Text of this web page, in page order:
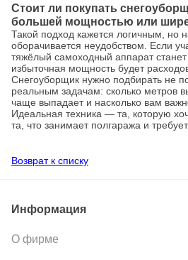
Стоит ли покупать
большей мощностью или
Такой подход кажется логичным, но
оборачивается неудобством. Если
тяжёлый самоходный аппарат
избыточная мощность будет
Снегоуборщик нужно подбирать не
реальным задачам: сколько метров
чаще выпадает и насколько вам
Идеальная техника — та, которую
та, что занимает полгаража и
Возврат к списку
Информация
О фирме